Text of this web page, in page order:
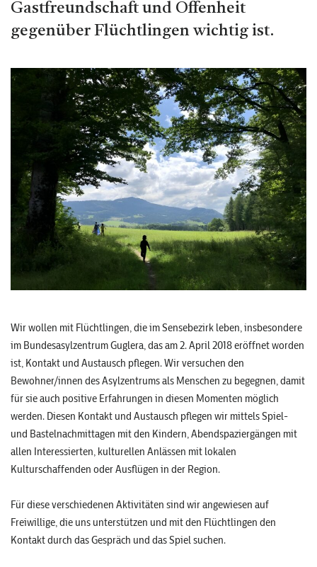
Gastfreundschaft und Offenheit
gegenüber Flüchtlingen wichtig ist.
Wir wollen mit Flüchtlingen, die im Sensebezirk leben, insbesondere
im Bundesasylzentrum Guglera, das am 2. April 2018 eröffnet worden
ist, Kontakt und Austausch pflegen. Wir versuchen den
Bewohner/innen des Asylzentrums als Menschen zu begegnen, damit
für sie auch positive Erfahrungen in diesen Momenten möglich
werden. Diesen Kontakt und Austausch pflegen wir mittels Spiel-
und Bastelnachmittagen mit den Kindern, Abendspaziergängen mit
allen Interessierten, kulturellen Anlässen mit lokalen
Kulturschaffenden oder Ausflügen in der Region.
Für diese verschiedenen Aktivitäten sind wir angewiesen auf
Freiwillige, die uns unterstützen und mit den Flüchtlingen den
Kontakt durch das Gespräch und das Spiel suchen.